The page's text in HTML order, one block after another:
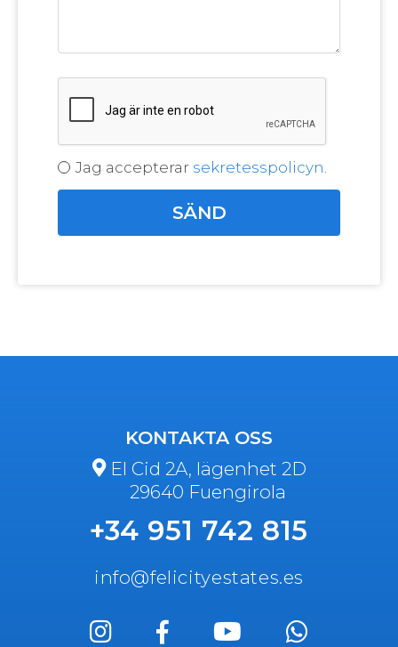
Jag accepterar sekretesspolicyn
KONTAKTA OSS
El Cid 2A, lägenhet 2D
29640 Fuengirola
+34 951 742 815
info@felicityestates.es